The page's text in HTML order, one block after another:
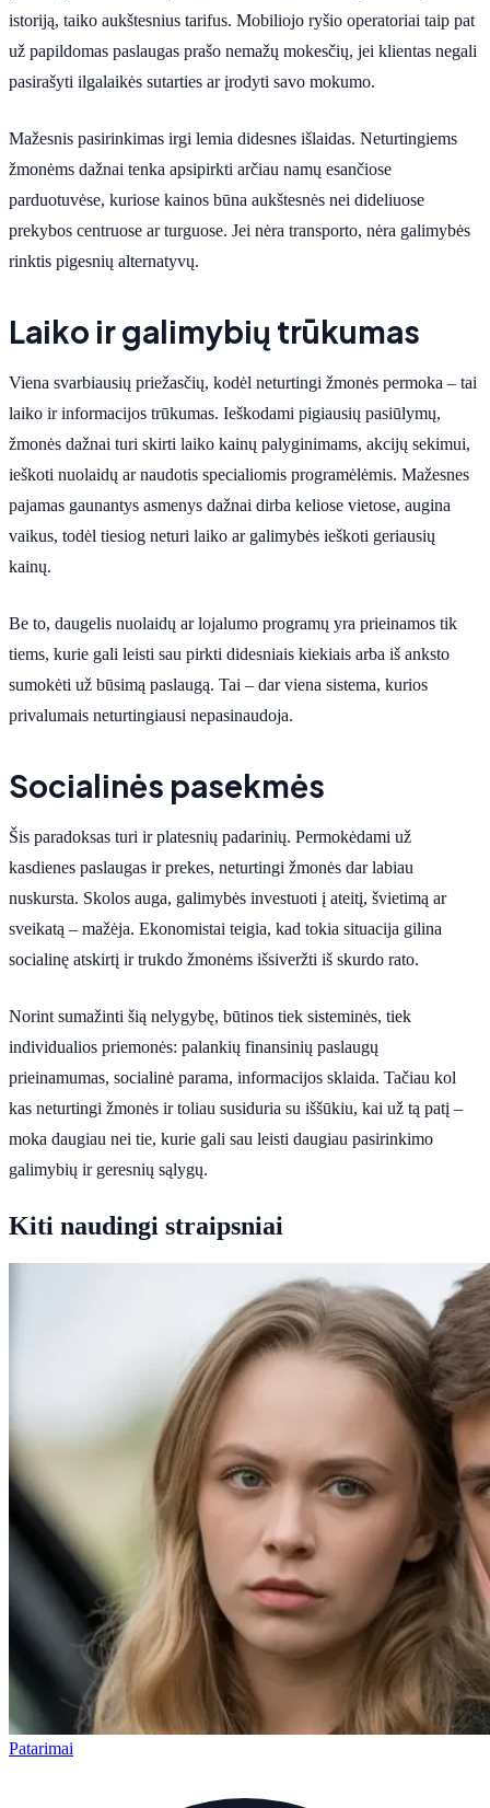
istoriją, taiko aukštesnius tarifus. Mobiliojo ryšio operatoriai taip pat
už papildomas paslaugas prašo nemažų mokesčių, jei klientas negali
pasirašyti ilgalaikės sutarties ar įrodyti savo mokumo.
Mažesnis pasirinkimas irgi lemia didesnes išlaidas. Neturtingiems
žmonėms dažnai tenka apsipirkti arčiau namų esančiose
parduotuvėse, kuriose kainos būna aukštesnės nei dideliuose
prekybos centruose ar turguose. Jei nėra transporto, nėra galimybės
rinktis pigesnių alternatyvų.
Laiko ir galimybių trūkumas
Viena svarbiausių priežasčių, kodėl neturtingi žmonės permoka – tai
laiko ir informacijos trūkumas. Ieškodami pigiausių pasiūlymų,
žmonės dažnai turi skirti laiko kainų palyginimams, akcijų sekimui,
ieškoti nuolaidų ar naudotis specialiomis programėlėmis. Mažesnes
pajamas gaunantys asmenys dažnai dirba keliose vietose, augina
vaikus, todėl tiesiog neturi laiko ar galimybės ieškoti geriausių
kainų.
Be to, daugelis nuolaidų ar lojalumo programų yra prieinamos tik
tiems, kurie gali leisti sau pirkti didesniais kiekiais arba iš anksto
sumokėti už būsimą paslaugą. Tai – dar viena sistema, kurios
privalumais neturtingiausi nepasinaudoja.
Socialinės pasekmės
Šis paradoksas turi ir platesnių padarinių. Permokėdami už
kasdienes paslaugas ir prekes, neturtingi žmonės dar labiau
nuskursta. Skolos auga, galimybės investuoti į ateitį, švietimą ar
sveikatą – mažėja. Ekonomistai teigia, kad tokia situacija gilina
socialinę atskirtį ir trukdo žmonėms išsiveržti iš skurdo rato.
Norint sumažinti šią nelygybę, būtinos tiek sisteminės, tiek
individualios priemonės: palankių finansinių paslaugų
prieinamumas, socialinė parama, informacijos sklaida. Tačiau kol
kas neturtingi žmonės ir toliau susiduria su iššūkiu, kai už tą patį –
moka daugiau nei tie, kurie gali sau leisti daugiau pasirinkimo
galimybių ir geresnių sąlygų.
Kiti naudingi straipsniai
Patarimai